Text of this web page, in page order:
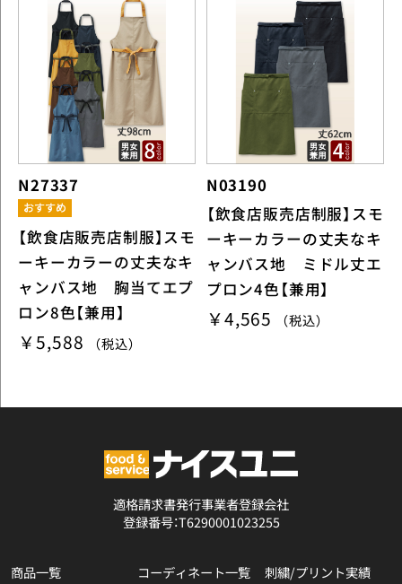
N27337
【飲食店販売店制服】スモ
ーキーカラーの丈夫なキ
ャンバス地 胸当てエプ
ロン8色【兼用】
￥5,588 （税込）
N03190
【飲食店販売店制服】スモ
ーキーカラーの丈夫なキ
ャンバス地 ミドル丈エ
プロン4色【兼用】
￥4,565 （税込）
適格請求書発行事業者登録会社
登録番号：T6290001023255
商品一覧 コーディネート一覧 刺繍/プリント実績